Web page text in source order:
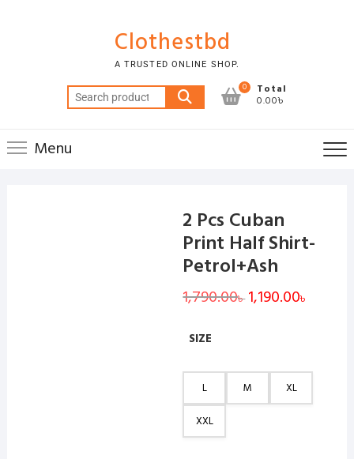
Clothestbd
A TRUSTED ONLINE SHOP.
Search
for:
0 Total
0.00৳
Menu
2 Pcs Cuban
Print Half Shirt-
Petrol+Ash
1,790.00৳ Original
price
1,190.00৳
SIZE
L M
XL
XXL